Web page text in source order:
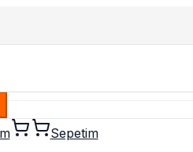
Sepetim